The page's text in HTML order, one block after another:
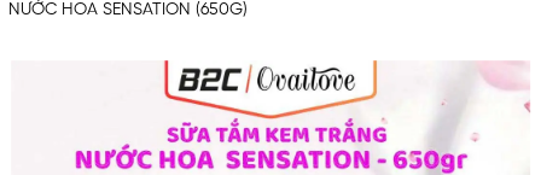
NƯỚC HOA SENSATION (650G)